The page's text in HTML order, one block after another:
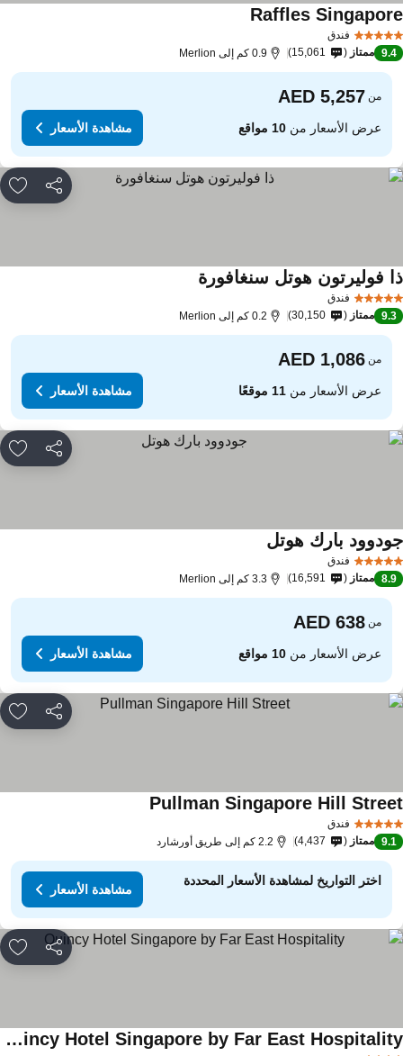
فندق
Raffles
9.4 ممتاز 15,061 0.9 كم إلى Merlion
من
عرض الأسعار من10 مواقع مشاهدة الأسعار
مشاركة
فندق
فوليرتون هوتل سنغافورة
9.3 ممتاز 30,150 0.2 كم إلى Merlion
من
عرض الأسعار من11 موقعًا مشاهدة الأسعار
مشاركة
فندق
بارك هوتل
8.9 ممتاز 16,591 3.3 كم إلى Merlion
من
عرض الأسعار من10 مواقع مشاهدة الأسعار
مشاركة
فندق
Pullman Singapore Hill
9.1 ممتاز 4,437 2.2 كم إلى طريق أورشارد
اختر التواريخ لمشاهدة الأسعار المحددة
مشاهدة الأسعار
مشاركة
Quincy Hotel Singapore by Far East Hospitality